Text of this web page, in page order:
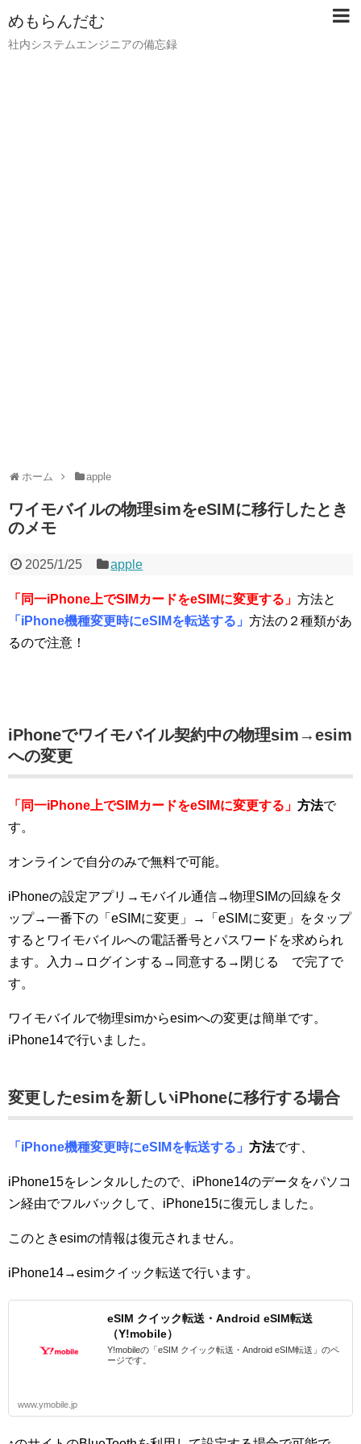
めもらんだむ
社内システムエンジニアの備忘録
ホーム apple
ワイモバイルの物理simをeSIMに移行したとき
のメモ
2025/1/25 apple
「同一iPhone上でSIMカードをeSIMに変更する」 方法と
「iPhone機種変更時にeSIMを転送する」 方法の２種類があ
るので注意！
iPhoneでワイモバイル契約中の物理sim→esim
への変更
「同一iPhone上でSIMカードをeSIMに変更する」 方法で
す。
オンラインで自分のみで無料で可能。
iPhoneの設定アプリ→モバイル通信→物理SIMの回線をタ
ップ→一番下の「eSIMに変更」→「eSIMに変更」をタップ
するとワイモバイルへの電話番号とパスワードを求められ
ます。入力→ログインする→同意する→閉じる で完了で
す。
ワイモバイルで物理simからesimへの変更は簡単です。
iPhone14で行いました。
変更したesimを新しいiPhoneに移行する場合
「iPhone機種変更時にeSIMを転送する」 方法です、
iPhone15をレンタルしたので、iPhone14のデータをパソコ
ン経由でフルバックして、iPhone15に復元しました。
このときesimの情報は復元されません。
iPhone14→esimクイック転送で行います。
eSIM クイック転送・Android eSIM転送
（Y!mobile）
Y!mobileの「eSIM クイック転送・Android eSIM転送」のペ
ージです。
www.ymobile.jp